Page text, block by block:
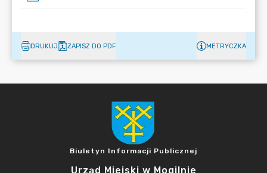
DRUKUJ ZAPISZ DO PDF METRYCZKA
Biuletyn Informacji Publicznej
Urząd Miejski w Mogilnie